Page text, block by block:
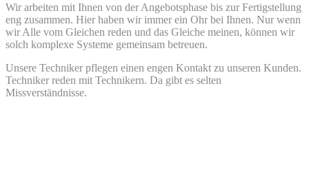
Wir arbeiten mit Ihnen von der Angebotsphase bis zur Fertigstellung
eng zusammen. Hier haben wir immer ein Ohr bei Ihnen. Nur wenn
wir Alle vom Gleichen reden und das Gleiche meinen, können wir
solch komplexe Systeme gemeinsam betreuen.
Unsere Techniker pflegen einen engen Kontakt zu unseren Kunden.
Techniker reden mit Technikern. Da gibt es selten
Missverständnisse.